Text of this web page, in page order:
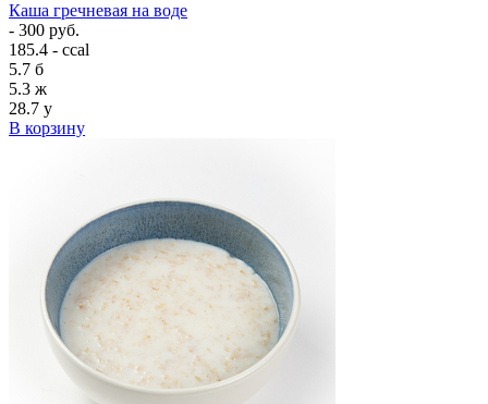
Каша гречневая на воде
- 300 руб.
185.4 - ccal
5.7 б
5.3 ж
28.7 у
В корзину